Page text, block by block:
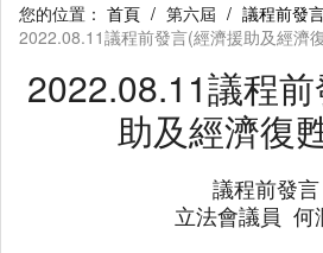
您的位置： 首頁 / 第六屆 / 議程前發
2022.08.11議程前發言(經濟援助及經濟
2022.08.11議程
助及經濟復
議程前發言
立法會議員 何